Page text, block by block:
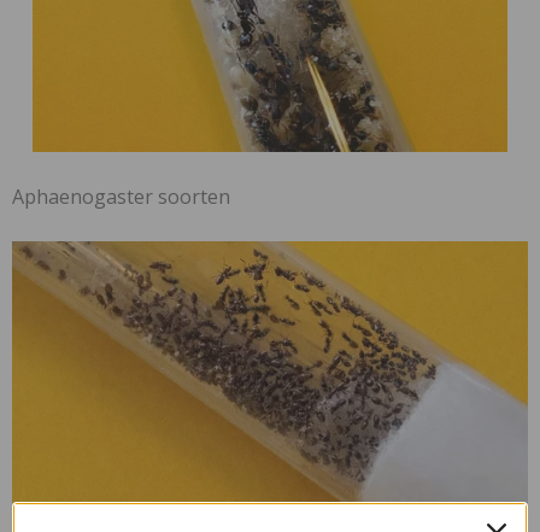
Aphaenogaster soorten